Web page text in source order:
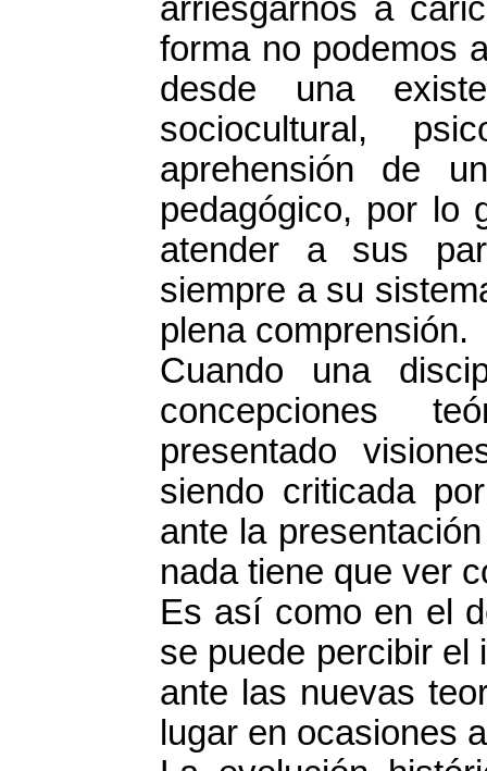
arriesgarnos a
forma no podemos
desde una
sociocultural,
aprehensión de
pedagógico, por lo
atender a sus
siempre a su
plena comprensión.
Cuando una
concepciones
presentado
siendo criticada
ante la
nada tiene que ver
Es así como en el
se puede percibir el
ante las nuevas
lugar en ocasiones